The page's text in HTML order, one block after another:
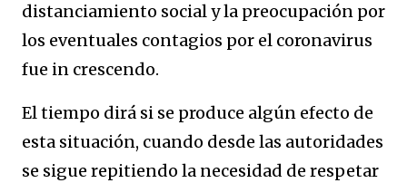
distanciamiento social y la preocupación por
los eventuales contagios por el coronavirus
fue in crescendo.
El tiempo dirá si se produce algún efecto de
esta situación, cuando desde las autoridades
se sigue repitiendo la necesidad de respetar